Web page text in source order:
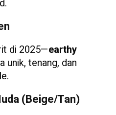
di 2025—earthy
unik, tenang, dan
(Beige/Tan)